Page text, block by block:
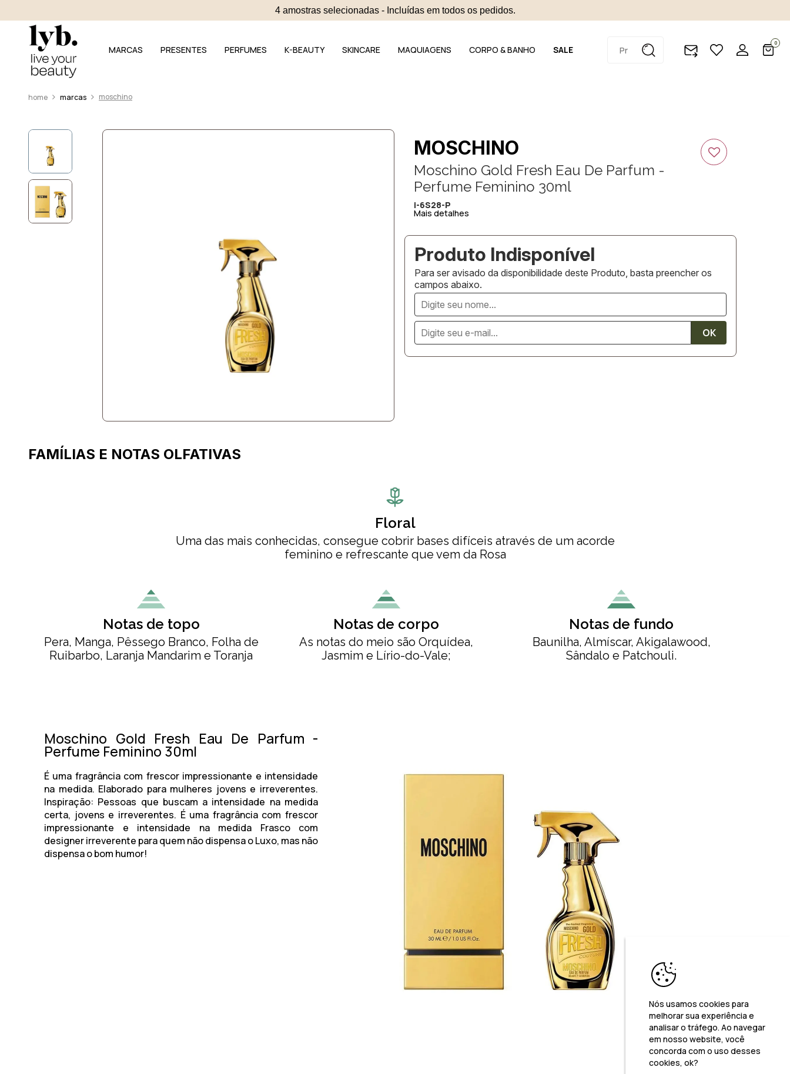
4 amostras selecionadas - Incluídas em todos os pedidos.
MARCAS PRESENTES PERFUMES K-BEAUTY SKINCARE MAQUIAGENS CORPO & BANHO SALE
0
marcas moschino
MOSCHINO
Moschino Gold Fresh Eau De Parfum -
Perfume Feminino 30ml
i-6S28-P
Mais detalhes
Para ser avisado da disponibilidade deste Produto, basta preencher os
campos abaixo.
FAMÍLIAS E NOTAS OLFATIVAS
Floral
Uma das mais conhecidas, consegue cobrir bases difíceis através de um acorde
feminino e refrescante que vem da Rosa
Notas de topo
Pera, Manga, Pêssego Branco, Folha de
Ruibarbo, Laranja Mandarim e Toranja
Notas de corpo
As notas do meio são Orquídea,
Jasmim e Lírio-do-Vale;
Notas de fundo
Baunilha, Almíscar, Akigalawood,
Sândalo e Patchouli.
Moschino Gold Fresh Eau De Parfum -
Perfume Feminino 30ml
É uma fragrância com frescor impressionante e intensidade
na medida. Elaborado para mulheres jovens e irreverentes.
Inspiração: Pessoas que buscam a intensidade na medida
certa, jovens e irreverentes. É uma fragrância com frescor
impressionante e intensidade na medida Frasco com
designer irreverente para quem não dispensa o Luxo, mas não
dispensa o bom humor!
Nós usamos cookies para
melhorar sua experiência e
analisar o tráfego. Ao navegar
em nosso website, você
concorda com o uso desses
cookies, ok?